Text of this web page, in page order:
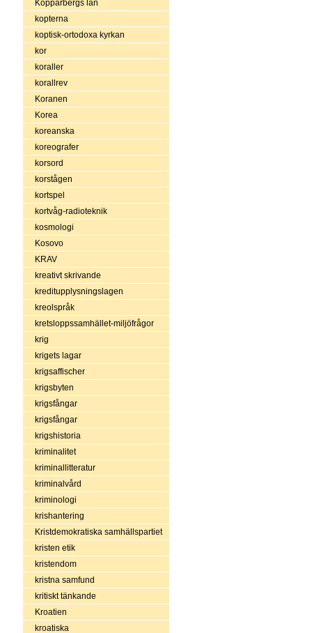
Kopparbergs län
kopterna
koptisk-ortodoxa kyrkan
kor
koraller
korallrev
Koranen
Korea
koreanska
koreografer
korsord
korstågen
kortspel
kortvåg-radioteknik
kosmologi
Kosovo
KRAV
kreativt skrivande
kreditupplysningslagen
kreolspråk
kretsloppssamhället-miljöfrågor
krig
krigets lagar
krigsaffischer
krigsbyten
krigsfångar
krigsfångar
krigshistoria
kriminalitet
kriminallitteratur
kriminalvård
kriminologi
krishantering
Kristdemokratiska samhällspartiet
kristen etik
kristendom
kristna samfund
kritiskt tänkande
Kroatien
kroatiska